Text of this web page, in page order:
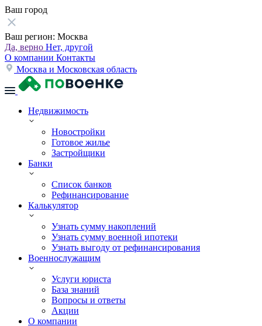
Ваш город
Ваш регион: Москва
Да, верно Нет, другой
О компании Контакты
Москва и Московская область
Недвижимость
Новостройки
Готовое жилье
Застройщики
Банки
Список банков
Рефинансирование
Калькулятор
Узнать сумму накоплений
Узнать сумму военной ипотеки
Узнать выгоду от рефинансирования
Военнослужащим
Услуги юриста
База знаний
Вопросы и ответы
Акции
О компании